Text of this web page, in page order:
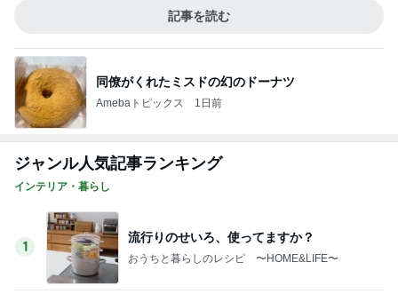
記事を読む
同僚がくれたミスドの幻のドーナツ
Amebaトピックス 1日前
ジャンル人気記事ランキング
インテリア・暮らし
1
流行りのせいろ、使ってますか？
おうちと暮らしのレシピ 〜HOME&LIFE〜